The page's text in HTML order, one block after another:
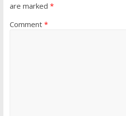
are marked *
Comment *